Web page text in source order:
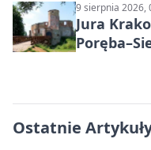
9 sierpnia 2026,
Jura
Ostatnie